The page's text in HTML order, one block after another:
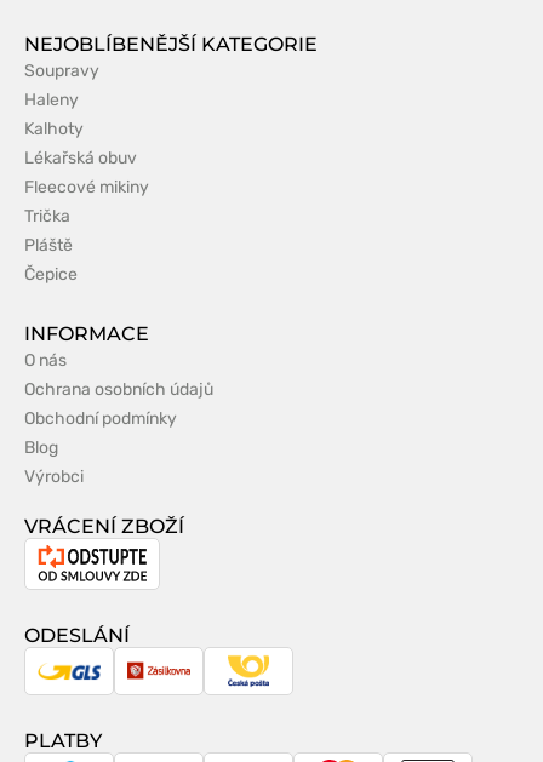
NEJOBLÍBENĚJŠÍ KATEGORIE
Soupravy
Haleny
Kalhoty
Lékařská obuv
Fleecové mikiny
Trička
Pláště
Čepice
INFORMACE
O nás
Ochrana osobních údajů
Obchodní podmínky
Blog
Výrobci
VRÁCENÍ ZBOŽÍ
Odstoupení
smlouvy
ODESLÁNÍ
GLS ZásilkovnaČeská
PLATBY